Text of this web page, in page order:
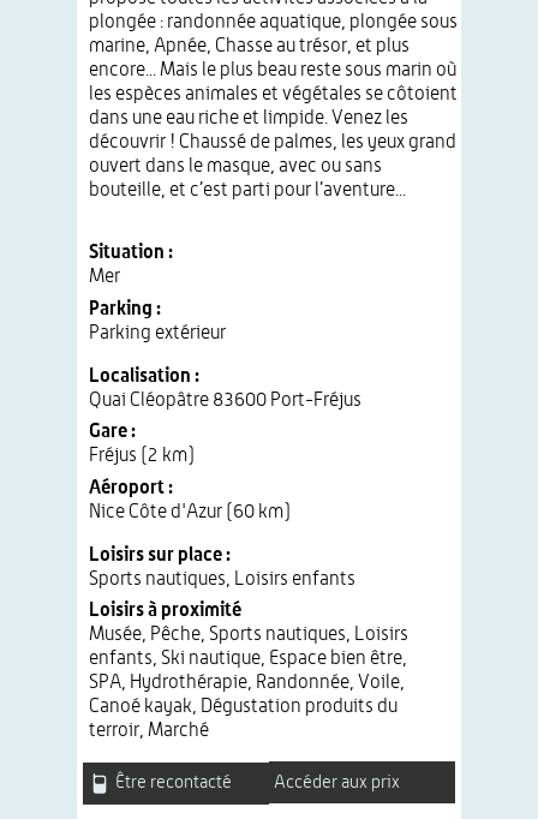
Situation :
Mer
Parking :
Parking extérieur
Localisation :
Quai Cléopâtre 83600 Port-Fréjus
Gare :
Fréjus (2 km)
Aéroport :
Nice Côte d'Azur (60 km)
Loisirs sur place :
Sports nautiques, Loisirs enfants
Loisirs à proximité
Musée, Pêche, Sports nautiques, Loisirs
enfants, Ski nautique, Espace bien être,
SPA, Hydrothérapie, Randonnée, Voile,
Canoé kayak, Dégustation produits du
terroir, Marché
plongée : randonnée aquatique, plongée sous
marine, Apnée, Chasse au trésor, et plus
encore... Mais le plus beau reste sous marin où
les espèces animales et végétales se côtoient
dans une eau riche et limpide. Venez les
découvrir ! Chaussé de palmes, les yeux grand
ouvert dans le masque, avec ou sans
bouteille, et c’est parti pour l’aventure...
Être recontacté Accéder aux prix